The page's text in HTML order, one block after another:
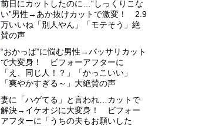
前日にカットしたのに…“しっくりこな
い”男性→あか抜けカットで激変！ 2.9
万いいね「別人やん」「モテそう」絶
賛の声
“おかっぱ”に悩む男性→バッサリカット
で大変身！ ビフォーアフターに
「え、同じ人！？」「かっこいい」
「爽やかすぎる～」大絶賛の声
妻に「ハゲてる」と言われ…カットで
解決→イケオジに大変身！ ビフォー
アフターに「うちの夫もお願いした